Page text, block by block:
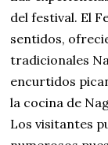
del festival. El
sentidos,
tradicionales
encurtidos
la cocina de
Los visitantes